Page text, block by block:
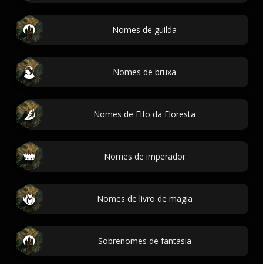
Nomes de guilda
Nomes de bruxa
Nomes de Elfo da Floresta
Nomes de imperador
Nomes de livro de magia
Sobrenomes de fantasia